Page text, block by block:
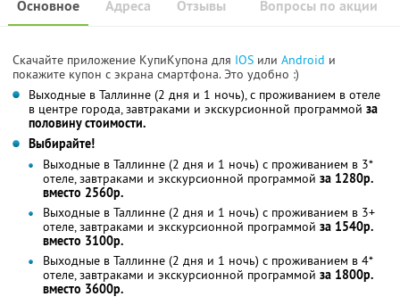
Основное Отзывы Вопросы по акции
Адреса
Скачайте приложение КупиКупона для IOS или Android и
покажите купон с экрана смартфона. Это удобно :)
Выходные в Таллинне (2 дня и 1 ночь), с проживанием в отеле
в центре города, завтраками и экскурсионной программой за
половину стоимости.
Выбирайте!
Выходные в Таллинне (2 дня и 1 ночь) с проживанием в 3*
отеле, завтраками и экскурсионной программой за 1280р.
вместо 2560р.
Выходные в Таллинне (2 дня и 1 ночь) с проживанием в 3+
отеле, завтраками и экскурсионной программой за 1540р.
вместо 3100р.
Выходные в Таллинне (2 дня и 1 ночь) с проживанием в 4*
отеле, завтраками и экскурсионной программой за 1800р.
вместо 3600р.